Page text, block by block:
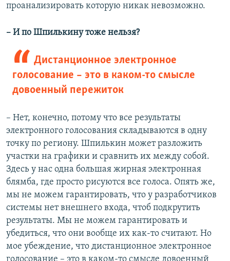
проанализировать которую никак невозможно.
– И по Шпилькину тоже нельзя?
Дистанционное электронное
голосование – это в каком-то смысле
довоенный пережиток
– Нет, конечно, потому что все результаты
электронного голосования складываются в одну
точку по региону. Шпилькин может разложить
участки на графики и сравнить их между собой.
Здесь у нас одна большая жирная электронная
блямба, где просто рисуются все голоса. Опять же,
мы не можем гарантировать, что у разработчиков
системы нет внешнего входа, чтоб подкрутить
результаты. Мы не можем гарантировать и
убедиться, что они вообще их как-то считают. Но
мое убеждение, что дистанционное электронное